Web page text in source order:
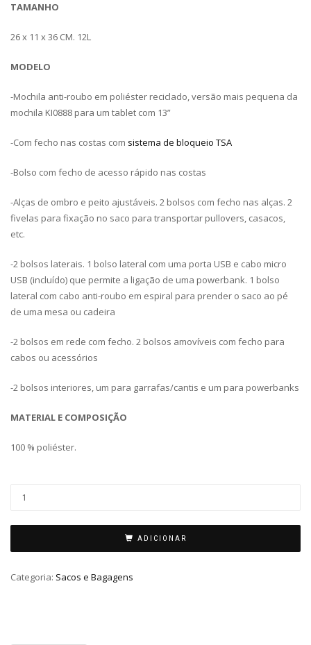
TAMANHO
26 x 11 x 36 CM. 12L
MODELO
-Mochila anti-roubo em poliéster reciclado, versão mais pequena da
mochila KI0888 para um tablet com 13”
-Com fecho nas costas com sistema de bloqueio TSA
-Bolso com fecho de acesso rápido nas costas
-Alças de ombro e peito ajustáveis. 2 bolsos com fecho nas alças. 2
fivelas para fixação no saco para transportar pullovers, casacos,
etc.
-2 bolsos laterais. 1 bolso lateral com uma porta USB e cabo micro
USB (incluído) que permite a ligação de uma powerbank. 1 bolso
lateral com cabo anti-roubo em espiral para prender o saco ao pé
de uma mesa ou cadeira
-2 bolsos em rede com fecho. 2 bolsos amovíveis com fecho para
cabos ou acessórios
-2 bolsos interiores, um para garrafas/cantis e um para powerbanks
MATERIAL E COMPOSIÇÃO
100 % poliéster.
ADICIONAR
Categoria: Sacos e Bagagens